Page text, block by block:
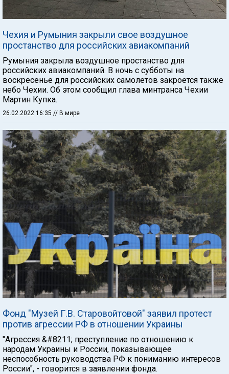
Чехия и Румыния закрыли свое воздушное
простанство для российских авиакомпаний
Румыния закрыла воздушное простанство для
российских авиакомпаний. В ночь с субботы на
воскресенье для российских самолетов закроется также
небо Чехии. Об этом сообщил глава минтранса Чехии
Мартин Купка.
26.02.2022 16:35 // В мире
Фонд "Музей Г.В. Старовойтовой" заявил протест
против агрессии РФ в отношении Украины
"Агрессия &#8211; преступление по отношению к
народам Украины и России, показывающее
неспособность руководства РФ к пониманию интересов
России", - говорится в заявлении фонда.